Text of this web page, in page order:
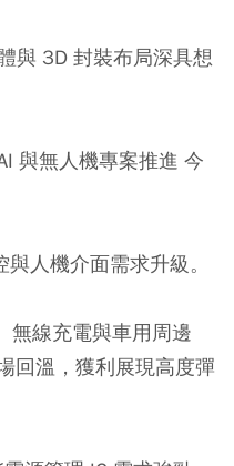
與 3D 封裝布局深具想
與無人機專案推進 今
與人機介面需求升級。
無線充電與車用周邊
回溫，獲利展現高度彈